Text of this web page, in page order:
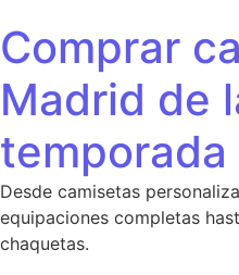
Comprar
Madrid de
Desde camisetas
equipaciones completas
chaquetas.